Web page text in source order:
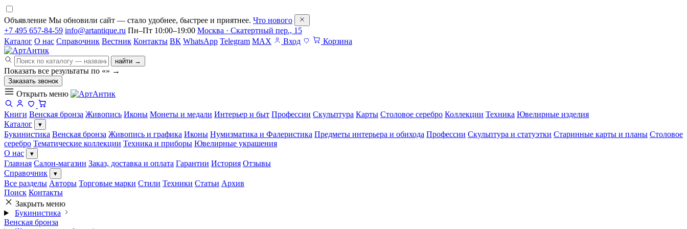
Объявление Мы обновили сайт — стало удобнее, быстрее и приятнее. Что нового
+7 495 657-84-59 info@artantique.ru Пн–Пт 10:00–19:00 Москва · Скатертный пер., 15
Каталог О нас Справочник Вестник Контакты ВК WhatsApp Telegram MAX Вход Корзина
найти →
Показать все результаты по «» →
Заказать звонок
Открыть меню
Книги Венская бронза Живопись Иконы Монеты и медали Интерьер и быт Профессии Скульптура Карты Столовое серебро Коллекции Техника Ювелирные изделия
Каталог
▾
Букинистика Венская бронза Живопись и графика Иконы Нумизматика и Фалеристика Предметы интерьера и обихода Профессии Скульптура и статуэтки Старинные карты и планы Столовое
серебро Тематические коллекции Техника и приборы Ювелирные украшения
О нас
▾
Главная Салон-магазин Заказ, доставка и оплата Гарантии История Отзывы
Справочник
▾
Все разделы Авторы Торговые марки Стили Техники Статьи Архив
Поиск Контакты
Закрыть меню
Букинистика
Венская бронза